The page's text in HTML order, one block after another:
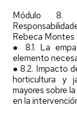
Módulo 8.
Rebeca Montes
● 8.1. La
elemento
● 8.2. Impacto
horticultura y
mayores sobre
en la